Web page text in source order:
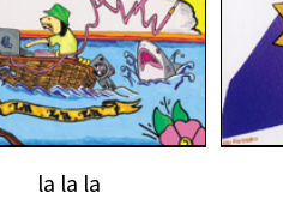
la la la